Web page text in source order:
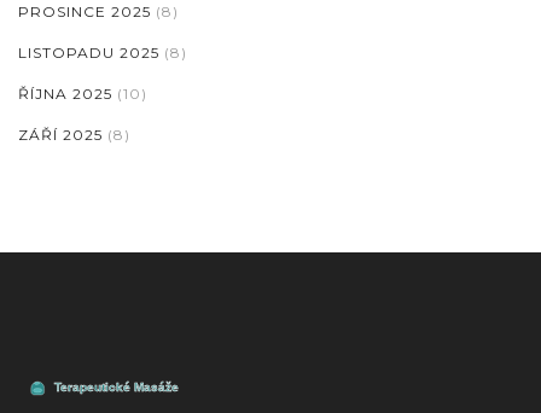
PROSINCE 2025 (8)
LISTOPADU 2025 (8)
ŘÍJNA 2025 (10)
ZÁŘÍ 2025 (8)